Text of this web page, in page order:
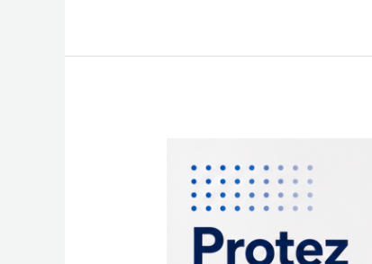
Kullanımına
Alışma
Süreci